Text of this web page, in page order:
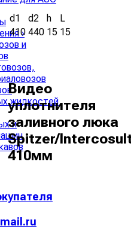
›
и
жидкостей
и
d1 d2 h
L
410 440 15 15
Видео
уплотнителя
заливного люка
Spitzer/
410мм